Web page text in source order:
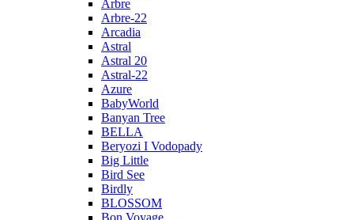
Arbre
Arbre-22
Arcadia
Astral
Astral 20
Astral-22
Azure
BabyWorld
Banyan Tree
BELLA
Beryozi I Vodopady
Big Little
Bird See
Birdly
BLOSSOM
Bon Voyage